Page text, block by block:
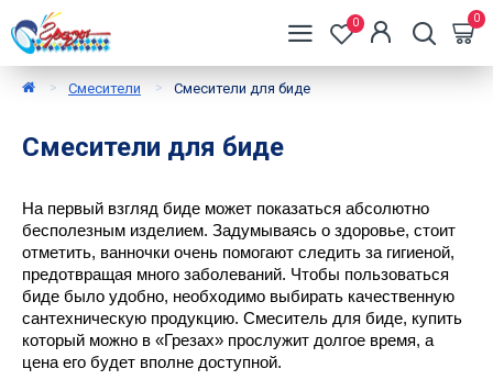
0 0
Смесители Смесители для биде
Смесители для биде
На первый взгляд биде может показаться абсолютно
бесполезным изделием. Задумываясь о здоровье, стоит
отметить, ванночки очень помогают следить за гигиеной,
предотвращая много заболеваний. Чтобы пользоваться
биде было удобно, необходимо выбирать качественную
сантехническую продукцию. Смеситель для биде, купить
который можно в «Грезах» прослужит долгое время, а
цена его будет вполне доступной.